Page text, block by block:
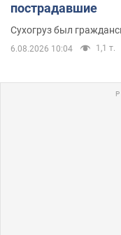
пострадавшие
Сухогруз был
6.08.2026 10:04 1,1 т.